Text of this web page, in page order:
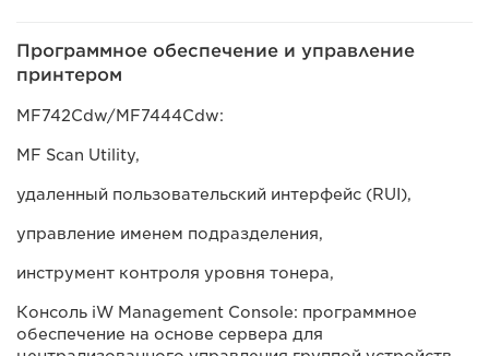
Программное обеспечение и управление
принтером
MF742Cdw/MF7444Cdw:
MF Scan Utility,
удаленный пользовательский интерфейс (RUI),
управление именем подразделения,
инструмент контроля уровня тонера,
Консоль iW Management Console: программное
обеспечение на основе сервера для